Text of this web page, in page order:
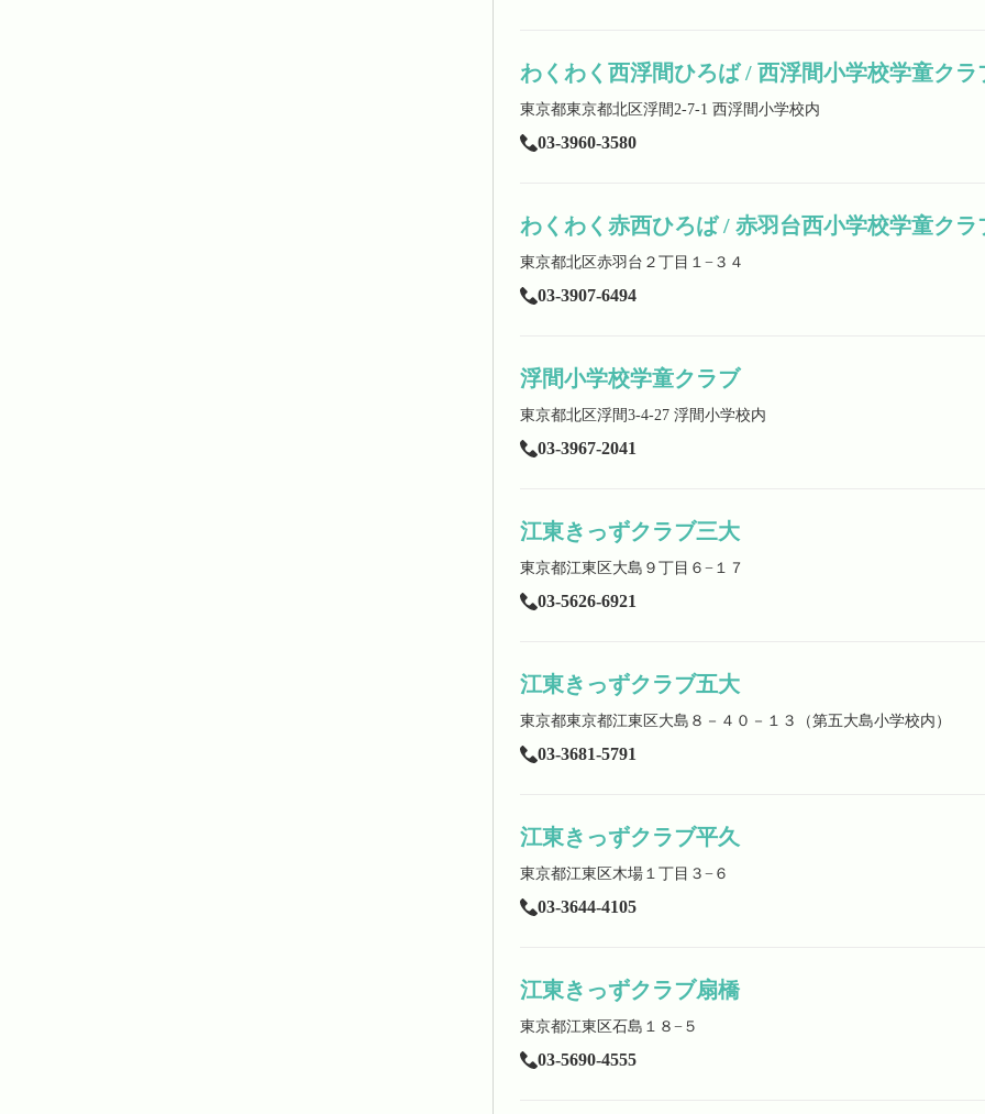
わくわく西浮間ひろば / 西浮間小学校学童ク
東京都東京都北区浮間2-7-1 西浮間小学校内
03-3960-3580
わくわく赤西ひろば / 赤羽台西小学校学童クラ
東京都北区赤羽台２丁目１−３４
03-3907-6494
浮間小学校学童クラブ
東京都北区浮間3-4-27 浮間小学校内
03-3967-2041
江東きっずクラブ三大
東京都江東区大島９丁目６−１７
03-5626-6921
江東きっずクラブ五大
東京都東京都江東区大島８－４０－１３（第五大島小学校内）
03-3681-5791
江東きっずクラブ平久
東京都江東区木場１丁目３−６
03-3644-4105
江東きっずクラブ扇橋
東京都江東区石島１８−５
03-5690-4555